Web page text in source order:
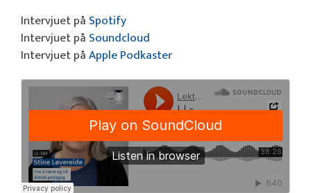
Intervjuet på Spotify
Intervjuet på Soundcloud
Intervjuet påApple Podkaster